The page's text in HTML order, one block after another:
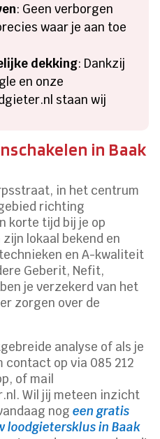
: Geen verborgen
waar je aan toe
dekking: Dankzij
en onze
staan wij
in Baak
in het centrum
richting
korte tijd bij je op
lokaal bekend en
en A-kwaliteit
Geberit, Nefit,
je verzekerd van het
zorgen over de
analyse of als je
contact op via 085 212
of mail
Wil jij meteen inzicht
nogeen gratis
loodgietersklus in Baak